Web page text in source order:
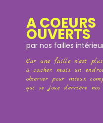
A COEURS
OUVERTS
par nos failles
Car une faille n'est
à cacher, mais un
observer pour mieux
qui se joue derrière nos